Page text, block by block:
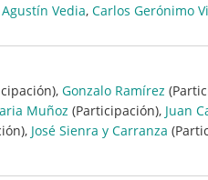
Agustín Vedia, Carlos Gerónimo
Gonzalo Ramírez
Muñoz (Participación), Juan
José Sienra y Carranza